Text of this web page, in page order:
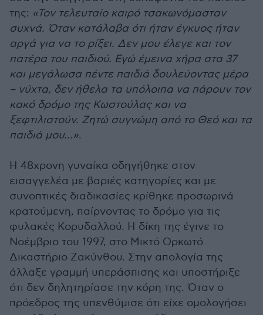
της: «Τον τελευταίο καιρό τσακωνόμασταν
συχνά. Όταν κατάλαβα ότι ήταν έγκυος ήταν
αργά για να το ρίξει. Δεν μου έλεγε και τον
πατέρα του παιδιού. Εγώ έμεινα χήρα στα 37
και μεγάλωσα πέντε παιδιά δουλεύοντας μέρα
– νύχτα, δεν ήθελα τα υπόλοιπα να πάρουν τον
κακό δρόμο της Κωστούλας και να
ξεφτιλιστούν. Ζητώ συγνώμη από το Θεό και τα
παιδιά μου…».
Η 48χρονη γυναίκα οδηγήθηκε στον
εισαγγελέα με βαριές κατηγορίες και με
συνοπτικές διαδικασίες κρίθηκε προσωρινά
κρατούμενη, παίρνοντας το δρόμο για τις
φυλακές Κορυδαλλού. Η δίκη της έγινε το
Νοέμβριο του 1997, στο Μικτό Ορκωτό
Δικαστήριο Ζακύνθου. Στην απολογία της
άλλαξε γραμμή υπεράσπισης και υποστήριξε
ότι δεν δηλητηρίασε την κόρη της. Όταν ο
πρόεδρος της υπενθύμισε ότι είχε ομολογήσει